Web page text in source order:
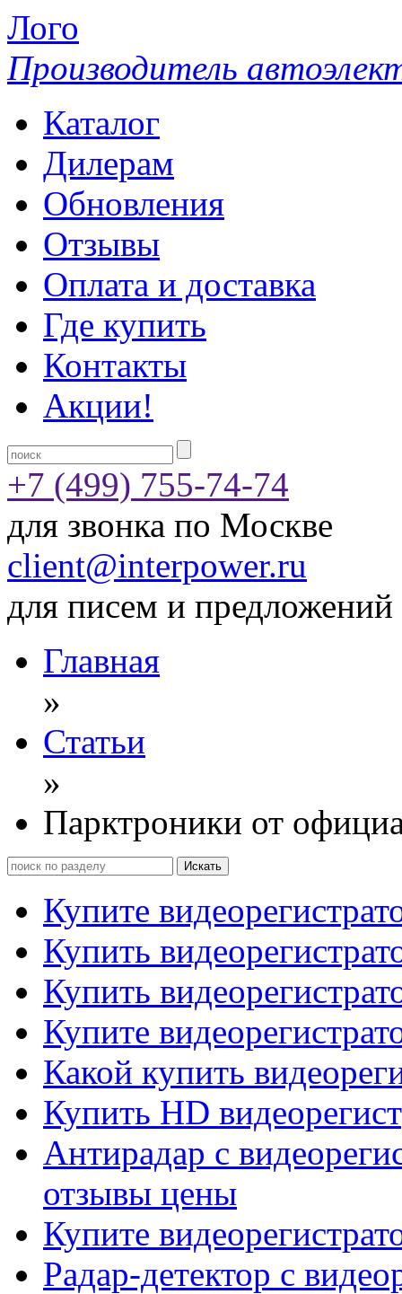
Лого
Производитель
Каталог
Дилерам
Обновления
Отзывы
Оплата и доставка
Где купить
Контакты
Акции!
+7 (499) 755-74-74
для звонка по Москве
client@interpower.ru
для писем и предложений
Главная
»
Статьи
»
Парктроники от
Купите
Купить
Купить
Купите
Какой купить
Купить HD
Антирадар с
отзывы цены
Купите
Радар-детектор с